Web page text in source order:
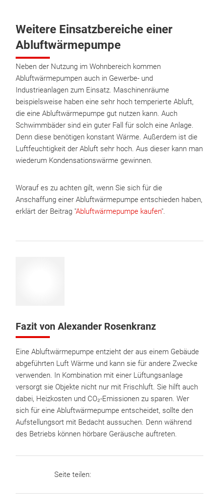
Weitere Einsatzbereiche einer
Abluftwärmepumpe
Neben der Nutzung im Wohnbereich kommen
Abluftwärmepumpen auch in Gewerbe- und
Industrieanlagen zum Einsatz. Maschinenräume
beispielsweise haben eine sehr hoch temperierte Abluft,
die eine Abluftwärmepumpe gut nutzen kann. Auch
Schwimmbäder sind ein guter Fall für solch eine Anlage.
Denn diese benötigen konstant Wärme. Außerdem ist die
Luftfeuchtigkeit der Abluft sehr hoch. Aus dieser kann man
wiederum Kondensationswärme gewinnen.
Worauf es zu achten gilt, wenn Sie sich für die
Anschaffung einer Abluftwärmepumpe entschieden haben,
erklärt der Beitrag "Abluftwärmepumpe kaufen".
Fazit von Alexander Rosenkranz
Eine Abluftwärmepumpe entzieht der aus einem Gebäude
abgeführten Luft Wärme und kann sie für andere Zwecke
verwenden. In Kombination mit einer Lüftungsanlage
versorgt sie Objekte nicht nur mit Frischluft. Sie hilft auch
dabei, Heizkosten und CO₂-Emissionen zu sparen. Wer
sich für eine Abluftwärmepumpe entscheidet, sollte den
Aufstellungsort mit Bedacht aussuchen. Denn während
des Betriebs können hörbare Geräusche auftreten.
Seite teilen: